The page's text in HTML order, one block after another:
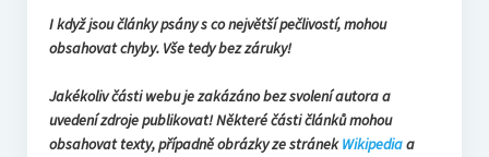
I když jsou články psány s co největší pečlivostí, mohou
obsahovat chyby. Vše tedy bez záruky!
Jakékoliv části webu je zakázáno bez svolení autora a
uvedení zdroje publikovat! Některé části článků mohou
obsahovat texty, případně obrázky ze stránekWikipediaa